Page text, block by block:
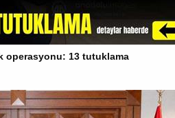
operasyonu: 13 tutuklama